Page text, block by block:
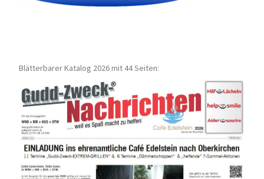
Blätterbarer Katalog 2026 mit 44 Seiten: